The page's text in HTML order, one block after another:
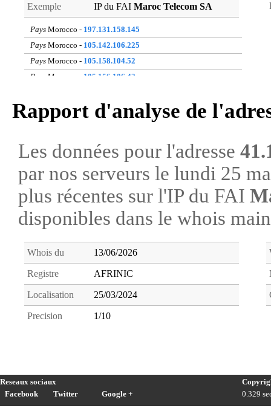
Exemple IP du FAI Maroc Telecom SA
Pays Morocco - 197.131.158.145
Pays Morocco - 105.142.106.225
Pays Morocco - 105.158.104.52
Pays Morocco - 105.156.106.42
PaysMorocco -160.164.251.107
Pays
Morocco -
Pays
Morocco -41.251.93.145
Pays Morocco -41.248.174.151
Rapport d'analyse de
Les données pour l'adresse
par nos serveurs le lundi 25
plus récentes sur l'IP du FAI
disponibles dans le whois
Whois du 13/06/2026
Registre AFRINIC
Localisation 25/03/2024
Precision 1/10
Reseaux sociaux
Facebook
Twitter Google +
0.329